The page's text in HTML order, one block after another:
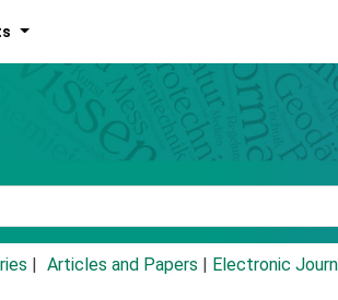
Articles and Papers Electronic